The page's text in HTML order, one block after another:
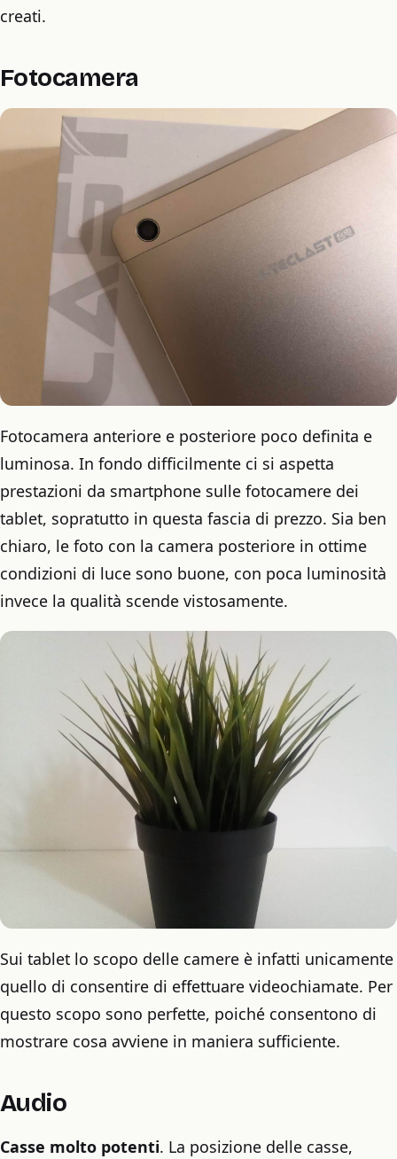
creati.
Fotocamera
Fotocamera anteriore e posteriore poco definita e
luminosa. In fondo difficilmente ci si aspetta
prestazioni da smartphone sulle fotocamere dei
tablet, sopratutto in questa fascia di prezzo. Sia ben
chiaro, le foto con la camera posteriore in ottime
condizioni di luce sono buone, con poca luminosità
invece la qualità scende vistosamente.
Sui tablet lo scopo delle camere è infatti unicamente
quello di consentire di effettuare videochiamate. Per
questo scopo sono perfette, poiché consentono di
mostrare cosa avviene in maniera sufficiente.
Audio
Casse molto potenti. La posizione delle casse,